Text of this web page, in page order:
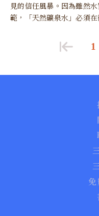
見的信任風暴。因為雖然
範，「天然礦泉水」必須
1
免